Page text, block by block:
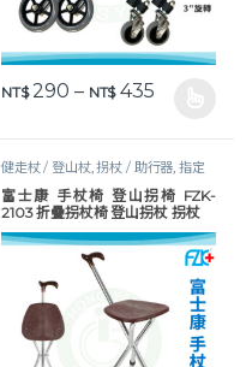
NT$290 – NT$435價格範圍
健走杖 / 登山杖,拐杖 / 助行器,指定
折扣商品
,摺疊拐杖 ,行動輔具
富士康 手杖椅 登山拐椅 FZK-
2103 折疊拐杖椅 登山拐杖 拐杖